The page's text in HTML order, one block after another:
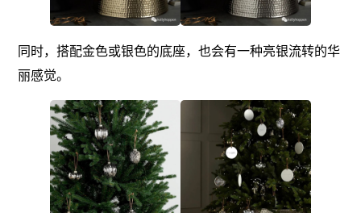
同时，搭配金色或银色的底座，也会有一种亮银流转的华
丽感觉。